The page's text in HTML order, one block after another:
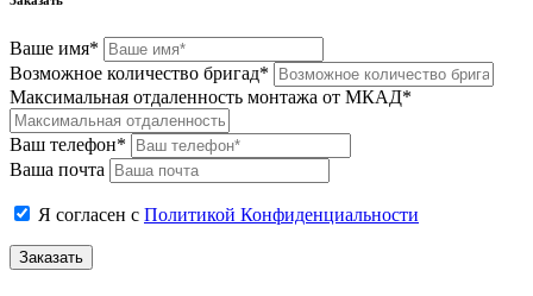
Ваше имя*
Возможное количество бригад*
Максимальная отдаленность монтажа от МКАД*
Ваш телефон*
Ваша почта
Я согласен с Политикой Конфиденциальности
Заказать